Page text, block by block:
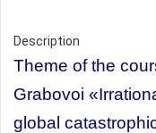
Description
Theme of the
Grabovoi
global